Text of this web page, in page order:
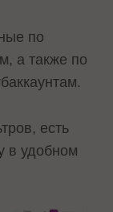
по
а также по
есть
в удобном